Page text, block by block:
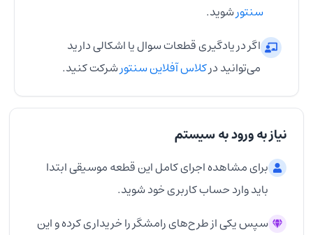
سنتورشوید.
اگر در یادگیری قطعات سوال یا اشکالی دارید
می‌توانید درکلاس آفلاین سنتورشرکت کنید.
نیاز به ورود به سیستم
برای مشاهده اجرای کامل این قطعه موسیقی ابتدا
باید وارد حساب کاربری خود شوید.
سپس یکی از طرح‌های رامشگر را خریداری کرده و این